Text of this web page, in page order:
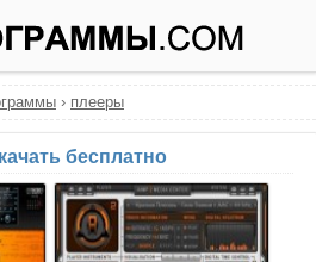
› плееры
бесплатно